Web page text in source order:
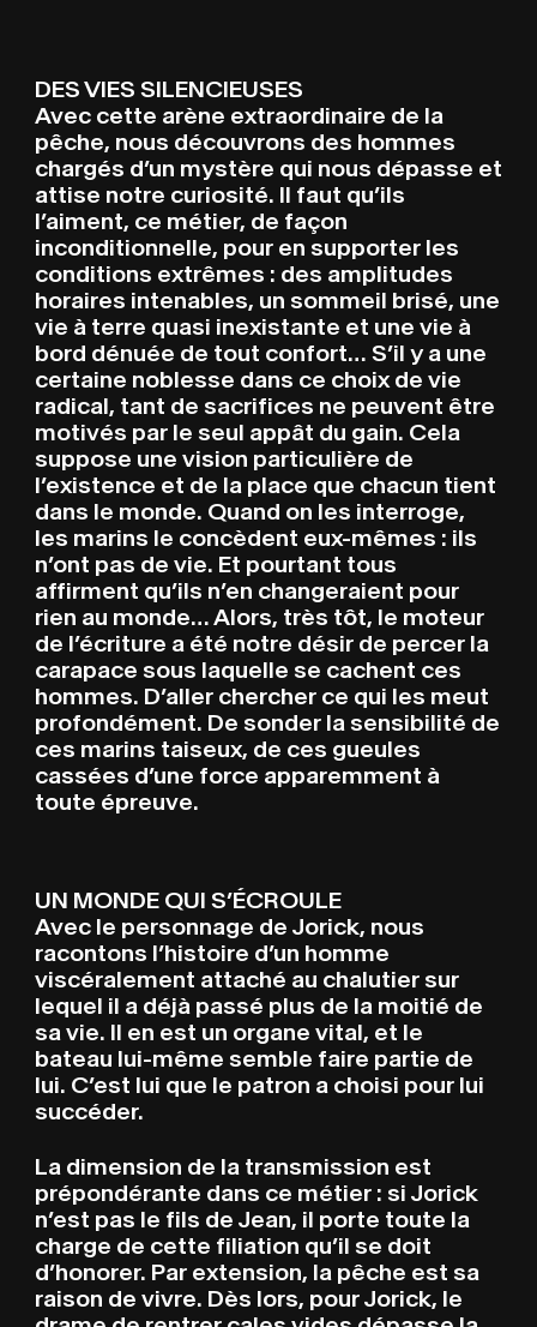
DES VIES SILENCIEUSES
Avec cette arène extraordinaire de la
pêche, nous découvrons des hommes
chargés d’un mystère qui nous dépasse et
attise notre curiosité. Il faut qu’ils
l’aiment, ce métier, de façon
inconditionnelle, pour en supporter les
conditions extrêmes : des amplitudes
horaires intenables, un sommeil brisé, une
vie à terre quasi inexistante et une vie à
bord dénuée de tout confort… S’il y a une
certaine noblesse dans ce choix de vie
radical, tant de sacrifices ne peuvent être
motivés par le seul appât du gain. Cela
suppose une vision particulière de
l’existence et de la place que chacun tient
dans le monde. Quand on les interroge,
les marins le concèdent eux-mêmes : ils
n’ont pas de vie. Et pourtant tous
affirment qu’ils n’en changeraient pour
rien au monde… Alors, très tôt, le moteur
de l’écriture a été notre désir de percer la
carapace sous laquelle se cachent ces
hommes. D’aller chercher ce qui les meut
profondément. De sonder la sensibilité de
ces marins taiseux, de ces gueules
cassées d’une force apparemment à
toute épreuve.
UN MONDE QUI S’ÉCROULE
Avec le personnage de Jorick, nous
racontons l’histoire d’un homme
viscéralement attaché au chalutier sur
lequel il a déjà passé plus de la moitié de
sa vie. Il en est un organe vital, et le
bateau lui-même semble faire partie de
lui. C’est lui que le patron a choisi pour lui
succéder.
La dimension de la transmission est
prépondérante dans ce métier : si Jorick
n’est pas le fils de Jean, il porte toute la
charge de cette filiation qu’il se doit
d’honorer. Par extension, la pêche est sa
raison de vivre. Dès lors, pour Jorick, le